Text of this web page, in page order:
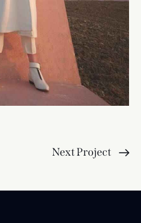
Next Project